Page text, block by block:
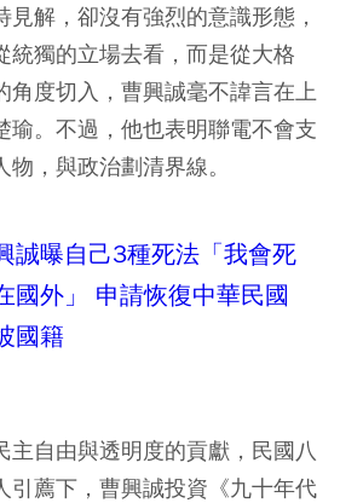
解，卻沒有強烈的意識形態，
統獨的立場去看，而是從大格
角度切入，曹興誠毫不諱言在上
瑜。不過，他也表明聯電不會支
，與政治劃清界線。
誠曝自己3種死法「我會死
國外」 申請恢復中華民國
國籍
主自由與透明度的貢獻，民國八
引薦下，曹興誠投資《九十年代